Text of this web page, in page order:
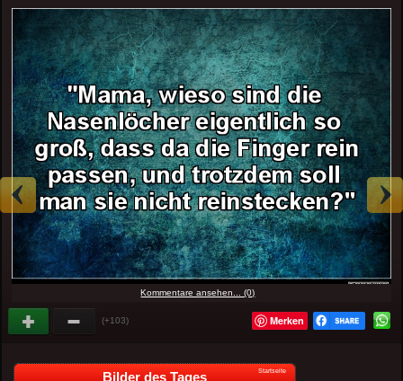
Kommentare ansehen... (0)
(+103) Merken
Bilder des Tages Startseite